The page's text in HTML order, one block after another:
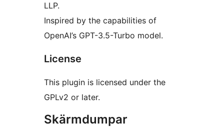
LLP.
Inspired by the capabilities of
OpenAI’s GPT-3.5-Turbo model.
License
This plugin is licensed under the
GPLv2 or later.
Skärmdumpar